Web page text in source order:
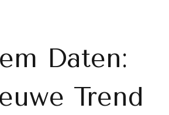
Een
Nieuwe
Online
Dating
Daten:
Trend